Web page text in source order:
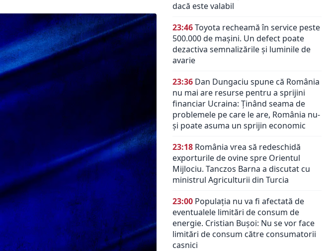
dacă este valabil
23:46Toyota recheamă în service peste
500.000 de mașini. Un defect poate
dezactiva semnalizările și luminile de
avarie
23:36 Dan Dungaciu spune că România
nu mai are resurse pentru a sprijini
financiar Ucraina: Ținând seama de
problemele pe care le are, România nu-
și poate asuma un sprijin economic
23:18 România vrea să redeschidă
exporturile de ovine spre Orientul
Mijlociu. Tanczos Barna a discutat cu
ministrul Agriculturii din Turcia
23:00 Populația nu va fi afectată de
eventualele limitări de consum de
energie. Cristian Bușoi: Nu se vor face
limitări de consum către consumatorii
casnici